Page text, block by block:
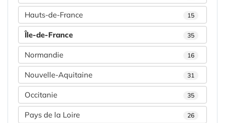
Hauts-de-France 15
Île-de-France 35
Normandie 16
Nouvelle-Aquitaine 31
Occitanie 35
Pays de la Loire 26